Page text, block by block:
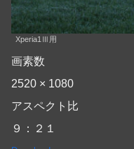
Xperia1Ⅲ用
画素数
2520 × 1080
アスペクト比
９：２１